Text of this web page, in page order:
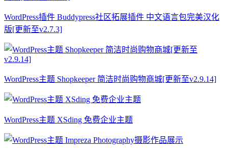
WordPress插件 Buddypress社区拓展插件 中文语言包完美汉化
版[更新至v2.7.3]
WordPress主题 Shopkeeper 简洁时尚购物商城[更新至v2.9.14]
WordPress主题 XSding 免费企业主题